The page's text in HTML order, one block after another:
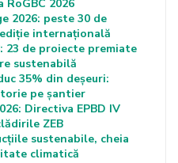
2026
2026: peste 30 de
internațională
23 de proiecte premiate
sustenabilă
35% din deșeuri:
pe șantier
Directiva EPBD IV
ZEB
sustenabile, cheia
climatică